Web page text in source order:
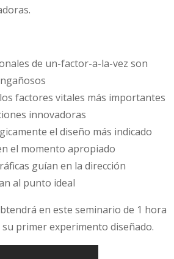
de un-factor-a-la-vez son
factores vitales más importantes
innovadoras
el diseño más indicado
el momento apropiado
guían en la dirección
al punto ideal
en este seminario de 1 hora
primer experimento diseñado.